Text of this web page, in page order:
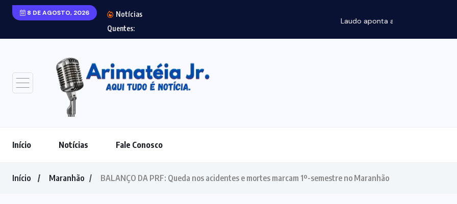
8 DE AGOSTO, 2026
Notícias
Quentes:
Laudo aponta agressões e violência sexual na morte...
Início Notícias Fale Conosco
Início Maranhão BALANÇO DA PRF: Queda nos acidentes e mortes marcam 1º-semestre no Maranhão